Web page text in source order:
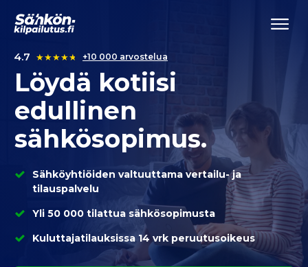
4.7 ★★★★★ +10 000 arvostelua
Löydä kotiisi
edullinen
sähkösopimus.
Sähköyhtiöiden valtuuttama vertailu- ja
tilauspalvelu
Yli 50 000 tilattua sähkösopimusta
Kuluttajatilauksissa 14 vrk peruutusoikeus